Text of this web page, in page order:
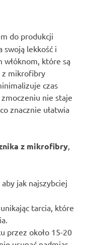
do produkcji
swoją lekkość i
włóknom, które są
z mikrofibry
czas
nie staje
znacznie ułatwia
z mikrofibry,
jak najszybciej
tarcia, które
przez około 15-20